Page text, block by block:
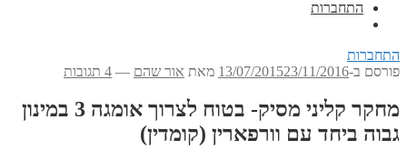
התחברות
התחברות
פורסם ב-
13/07/201523/11/2016 מאת אור שהם — 4 תגובות
מחקר קליני מסיק- בטוח לצרוך אומגה 3 במינון
גבוה ביחד עם וורפארין (קומדין)